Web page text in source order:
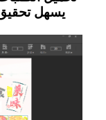
يسهل